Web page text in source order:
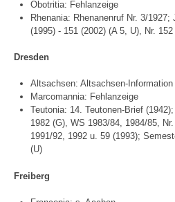
Obotritia: Fehlanzeige
Rhenania: Rhenanenruf Nr. 3/
(1995) - 151 (2002) (A 5, U), Nr.
Dresden
Altsachsen: Altsachsen-
Marcomannia: Fehlanzeige
Teutonia: 14. Teutonen-Brief
1982 (G), WS 1983/84, 1984/85,
1991/92, 1992 u. 59 (1993);
(U)
Freiberg